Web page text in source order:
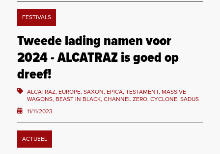
FESTIVALS
Tweede lading namen voor
2024 - ALCATRAZ is goed op
dreef!
ALCATRAZ, EUROPE, SAXON, EPICA, TESTAMENT, MASSIVE
WAGONS, BEAST IN BLACK, CHANNEL ZERO, CYCLONE, SADUS
11/11/2023
ACTUEEL